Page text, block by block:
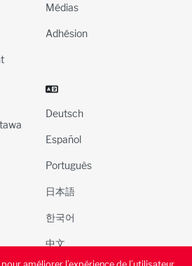
Médias
Adhésion
Deutsch
Español
Português
日本語
한국어
中文